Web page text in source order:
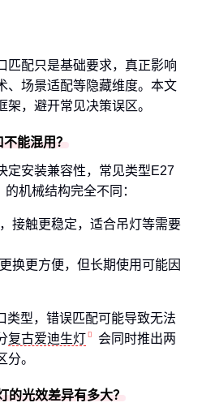
匹配只是基础要求，真正影响
、场景适配等隐藏维度。本文
，避开常见决策误区。
能混用？
定安装兼容性，常见类型E27
机械结构完全不同：
接触更稳定，适合吊灯等需要
换更方便，但长期使用可能因
类型，错误匹配可能导致无法
复古爱迪生灯
会同时推出两
。
光效差异有多大？